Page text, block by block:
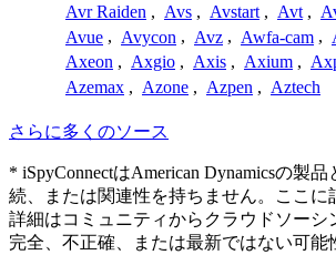
Avr Raiden , Avs , Avstart , Avt ,
Avue , Avycon , Avz , Awfa-cam ,
Axeon , Axgio , Axis , Axium ,
Azemax , Azone , Azpen , Aztech
さらに多くのソース
* iSpyConnectはAmerican Dynamicsの製
続、または関連性を持ちません。ここに
詳細はコミュニティからクラウドソーシ
完全、不正確、または最新ではない可能